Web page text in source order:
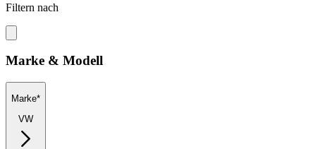
Filtern nach
Marke & Modell
Marke*
VW